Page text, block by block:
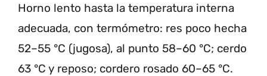
Horno lento hasta la temperatura interna
adecuada, con termómetro: res poco hecha
52–55 °C (jugosa), al punto 58–60 °C; cerdo
63 °C y reposo; cordero rosado 60–65 °C.